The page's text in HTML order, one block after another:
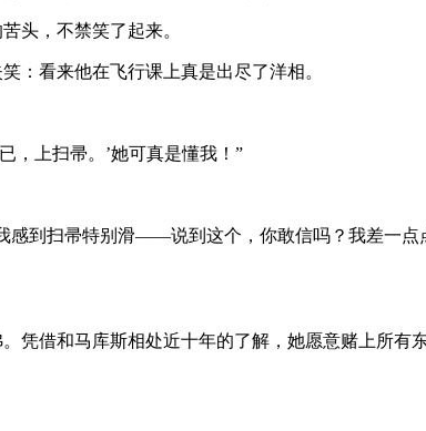
头，不禁笑了起来。
：看来他在飞行课上真是出尽了洋相。
，上扫帚。’她可真是懂我！”
到扫帚特别滑——说到这个，你敢信吗？我差一
凭借和马库斯相处近十年的了解，她愿意赌上所